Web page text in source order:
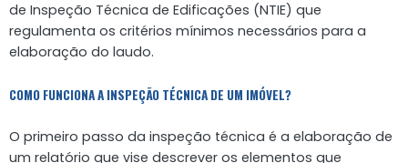
de Inspeção Técnica de Edificações (NTIE) que
regulamenta os critérios mínimos necessários para a
elaboração do laudo.
COMO FUNCIONA A INSPEÇÃO TÉCNICA DE UM IMÓVEL?
O primeiro passo da inspeção técnica é a elaboração de
um relatório que vise descrever os elementos que